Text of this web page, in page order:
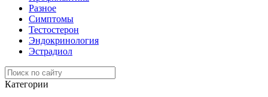
Разное
Симптомы
Тестостерон
Эндокринология
Эстрадиол
Категории